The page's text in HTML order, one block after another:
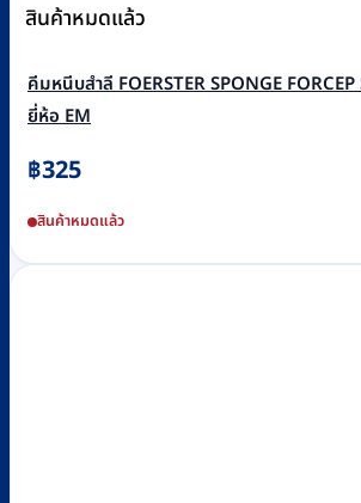
สินค้าหมดแล้ว
คีมหนีบสำลี FOERSTER SPONGE
ยี่ห้อ EM
฿325
สินค้าหมดแล้ว